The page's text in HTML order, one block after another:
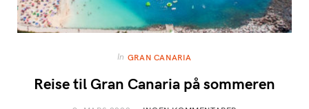
In GRAN CANARIA
Reise til Gran Canaria på sommeren